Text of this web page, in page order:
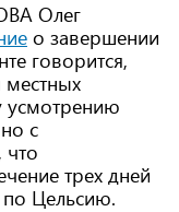
Олег
о завершении
говорится,
местных
усмотрению
с
трех дней
по Цельсию.